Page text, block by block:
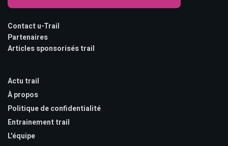
Contact u-Trail
Partenaires
Articles sponsorisés trail
Actu trail
À propos
Politique de confidentialité
Entrainement trail
L'équipe